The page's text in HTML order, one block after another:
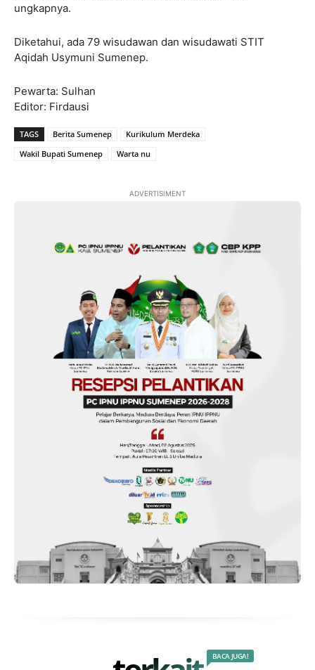
ungkapnya.
Diketahui, ada 79 wisudawan dan wisudawati STIT
Aqidah Usymuni Sumenep.
Pewarta: Sulhan
Editor: Firdausi
TAGS Berita Sumenep
Kurikulum Merdeka
Wakil Bupati Sumenep
Warta nu
ADVERTISIMENT
BACA JUGA!